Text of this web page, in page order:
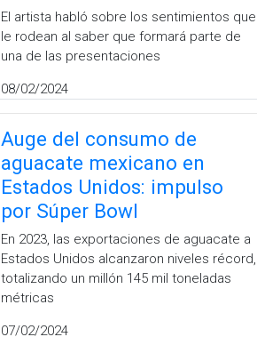
El artista habló sobre los sentimientos que
le rodean al saber que formará parte de
una de las presentaciones
08/02/2024
Auge del consumo de
aguacate mexicano en
Estados Unidos: impulso
por Súper Bowl
En 2023, las exportaciones de aguacate a
Estados Unidos alcanzaron niveles récord,
totalizando un millón 145 mil toneladas
métricas
07/02/2024